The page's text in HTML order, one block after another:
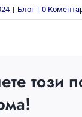
| Блог | 0
този